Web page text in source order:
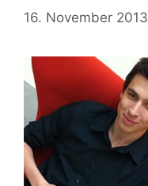
16. November 2013